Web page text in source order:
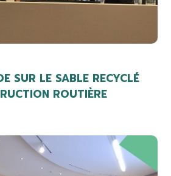
SUR LE SABLE RECYCLÉ
ROUTIÈRE